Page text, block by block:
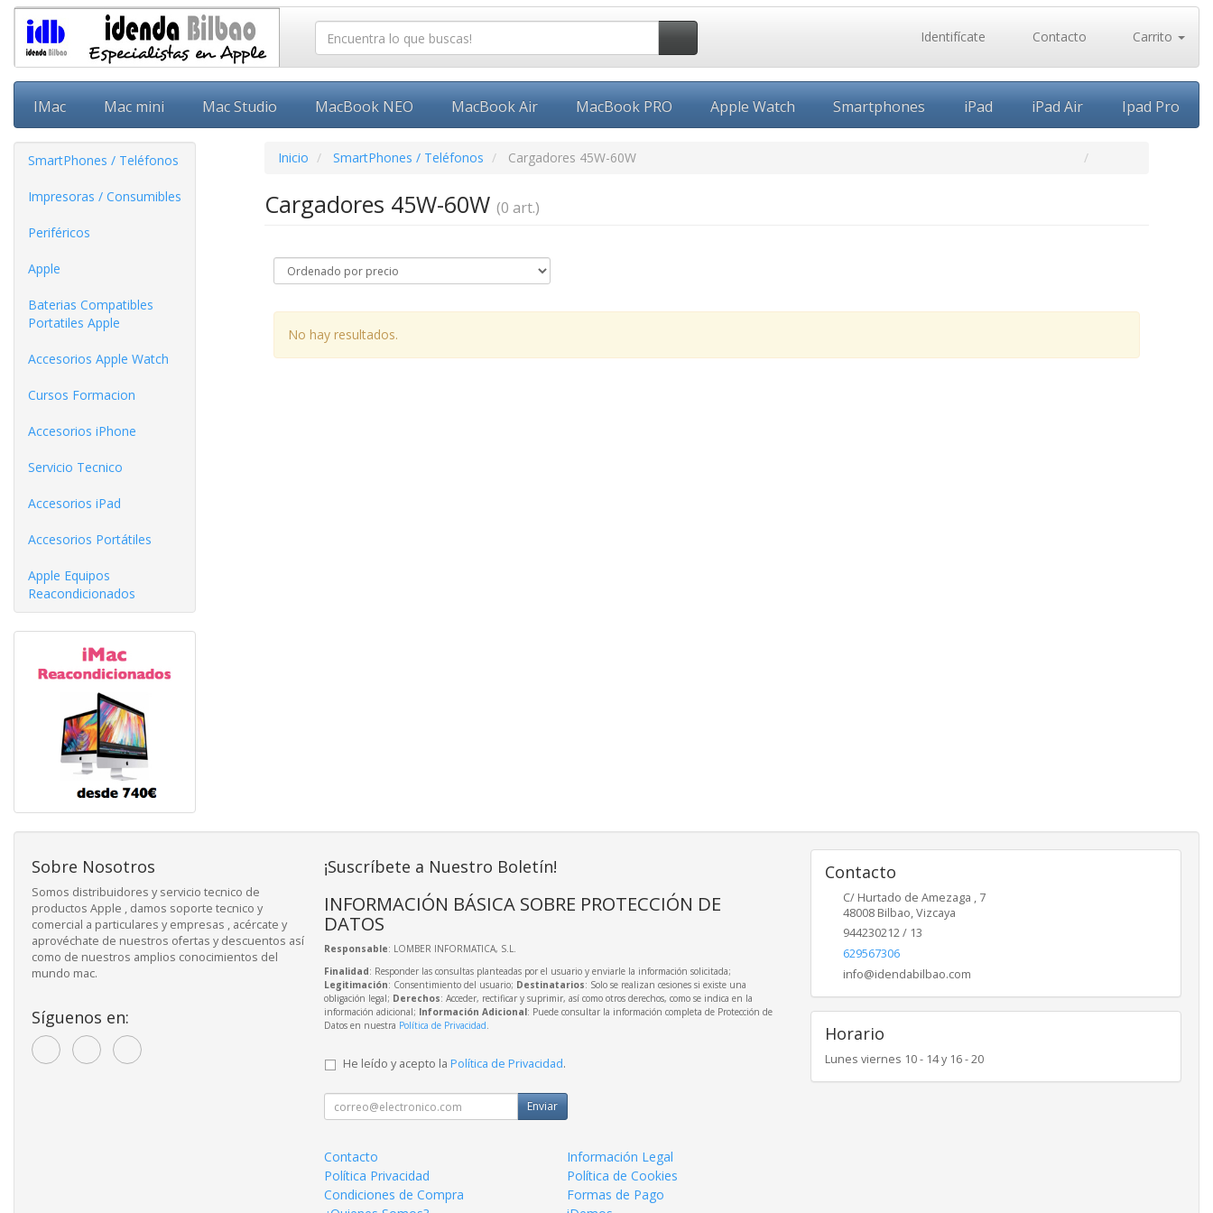
Identifícate Contacto Carrito
IMac Mac mini Mac Studio MacBook NEO MacBook Air MacBook PRO Apple Watch Smartphones iPad iPad Air Ipad Pro
SmartPhones / Teléfonos
Impresoras / Consumibles
Periféricos
Apple
Baterias Compatibles
Portatiles Apple
Accesorios Apple Watch
Cursos Formacion
Accesorios iPhone
Servicio Tecnico
Accesorios iPad
Accesorios Portátiles
Apple Equipos
Reacondicionados
Inicio SmartPhones / Teléfonos Cargadores 45W-60W
Cargadores 45W-60W (0 art.)
No hay resultados.
Sobre Nosotros
Somos distribuidores y servicio tecnico de
productos Apple , damos soporte tecnico y
comercial a particulares y empresas , acércate y
aprovéchate de nuestros ofertas y descuentos así
como de nuestros amplios conocimientos del
mundo mac.
Síguenos en:
¡Suscríbete a Nuestro Boletín!
INFORMACIÓN BÁSICA SOBRE PROTECCIÓN DE
DATOS
Responsable: LOMBER INFORMATICA, S.L.
Finalidad: Responder las consultas planteadas por el usuario y enviarle la información solicitada;
Legitimación: Consentimiento del usuario; Destinatarios: Solo se realizan cesiones si existe una
obligación legal; Derechos: Acceder, rectificar y suprimir, así como otros derechos, como se indica en la
información adicional; Información Adicional: Puede consultar la información completa de Protección de
Datos en nuestra Política de Privacidad.
He leído y acepto la Política de Privacidad.
Enviar
Contacto
Información Legal
Política Privacidad
Política de Cookies
Condiciones de Compra
Formas de Pago
Contacto
C/ Hurtado de Amezaga , 7
48008 Bilbao,Vizcaya
944230212 / 13
629567306
info@idendabilbao.com
Horario
Lunes viernes 10 - 14 y 16 - 20